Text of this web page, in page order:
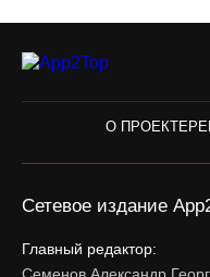
О ПРОЕКТЕ
Сетевое издание
Главный редактор:
Семенов Александр